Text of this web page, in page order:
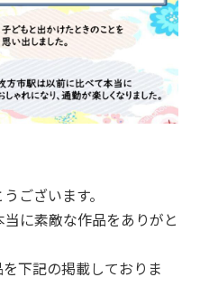
ございます。
に素敵な作品をありがと
下記の掲載しておりま